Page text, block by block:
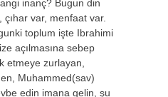
inanç? Bugun din
var, menfaat var.
toplum işte Ibrahimi
açılmasına sebep
etmeye zurlayan,
Muhammed(sav)
edin imana gelin, şu